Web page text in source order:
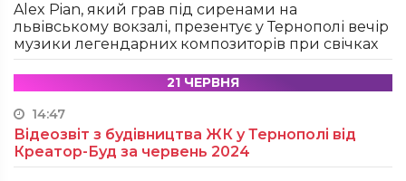
Alex Pian, який грав під сиренами на
львівському вокзалі, презентує у Тернополі вечір
музики легендарних композиторів при свічках
21 ЧЕРВНЯ
14:47
Відеозвіт з будівництва ЖК у Тернополі від
Креатор-Буд за червень 2024